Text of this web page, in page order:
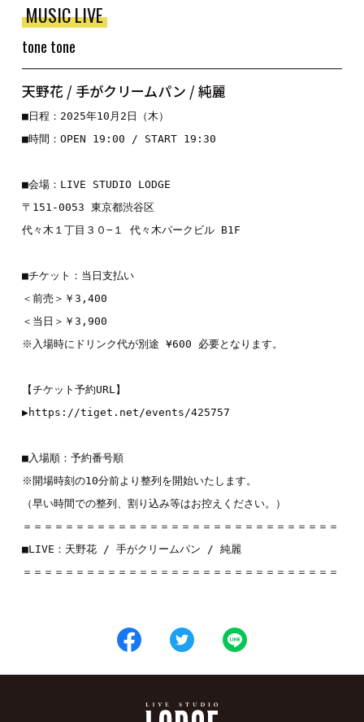
MUSIC LIVE
tone tone
天野花 / 手がクリームパン / 純麗
■日程：2025年10月2日（木）
■時間：OPEN 19:00 / START 19:30
■会場：LIVE STUDIO LODGE
〒151-0053 東京都渋谷区
代々木１丁目３０−１ 代々木パークビル B1F
■チケット：当日支払い
＜前売＞￥3,400
＜当日＞￥3,900
※入場時にドリンク代が別途 ¥600 必要となります。
【チケット予約URL】
▶︎https://tiget.net/events/425757
■入場順：予約番号順
※開場時刻の10分前より整列を開始いたします。
（早い時間での整列、割り込み等はお控えください。）
＝＝＝＝＝＝＝＝＝＝＝＝＝＝＝＝＝＝＝＝＝＝＝＝＝＝＝＝＝＝
■LIVE： 天野花 / 手がクリームパン / 純麗
＝＝＝＝＝＝＝＝＝＝＝＝＝＝＝＝＝＝＝＝＝＝＝＝＝＝＝＝＝＝